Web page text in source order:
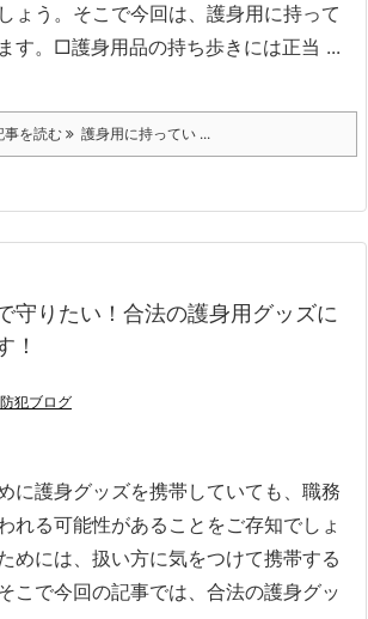
ょう。 そこで今回は、護身用に持って
す。 □護身用品の持ち歩きには正当 ...
事を読む 護身用に持ってい ...
守りたい！合法の護身用グッズに
！
防犯ブログ
に護身グッズを携帯していても、職務
れる可能性があることをご存知でしょ
めには、扱い方に気をつけて携帯する
こで今回の記事では、合法の護身グッ